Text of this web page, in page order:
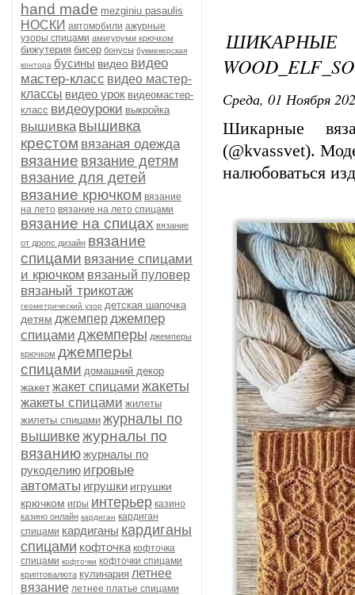
hand made mezginiu pasaulis
НОСКИ автомобили ажурные
узоры спицами амигуруми крючком
бижутерия бисер бонусы букмекерская
контора бусины видео видео
мастер-класс видео мастер-
классы видео урок видеомастер-
класс видеоуроки выкройка
вышивка вышивка
крестом вязаная одежда
вязание вязание детям
вязание для детей
вязание крючком вязание
на лето вязание на лето спицами
вязание на спицах вязание
от дропс дизайн вязание
спицами вязание спицами
и крючком вязаный пуловер
вязаный трикотаж
геометрический узор детская шапочка
детям джемперджемпер
спицами джемперы джемперы
крючком джемперы
спицами домашний декор
жакетжакет спицами жакеты
жакеты спицами жилеты
жилеты спицами журналы по
вышивкежурналы по
вязаниюжурналы по
рукоделию игровые
автоматы игрушки игрушки
крючком игры интерьер казино
казино онлайн кардиган кардиган
спицами кардиганы кардиганы
спицами кофточка кофточка
спицами кофточки кофточки спицами
криптовалюта кулинария летнее
вязание летнее платье спицами
Среда, 01 Ноября
Шикарные
(@kvassvet).
налюбоваться